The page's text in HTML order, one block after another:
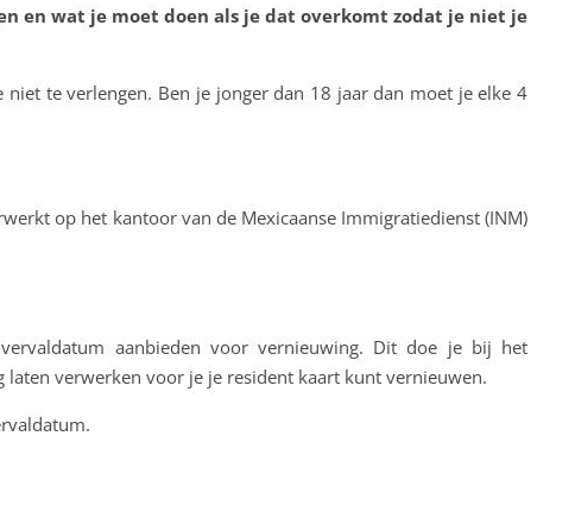
en wat je moet doen als je dat overkomt zodat je niet je
te verlengen. Ben je jonger dan 18 jaar dan moet je elke 4
op het kantoor van de Mexicaanse Immigratiedienst (INM)
aanbieden voor vernieuwing. Dit doe je bij het
verwerken voor je je resident kaart kunt vernieuwen.